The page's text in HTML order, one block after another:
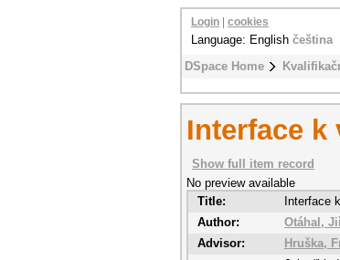
DSpace Home
Login cookies
Language: English čeština
Interface k
Show full item record
No preview available
Title:
Interface
Author:
Otáhal,
Advisor:
Hruška,